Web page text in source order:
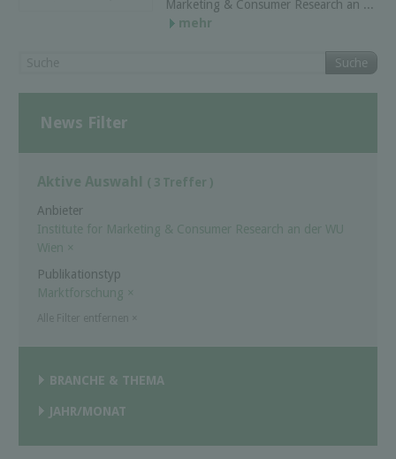
Marketing & Consumer Research an ...
mehr
Suche
News Filter
Aktive Auswahl ( 3 Treffer )
Anbieter
Institute for Marketing & Consumer Research an der WU
Wien ×
Publikationstyp
Marktforschung ×
BRANCHE & THEMA
JAHR/MONAT